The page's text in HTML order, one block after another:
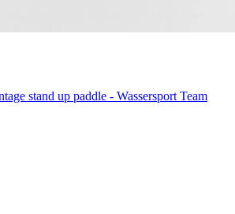
stand up paddle - Wassersport Team